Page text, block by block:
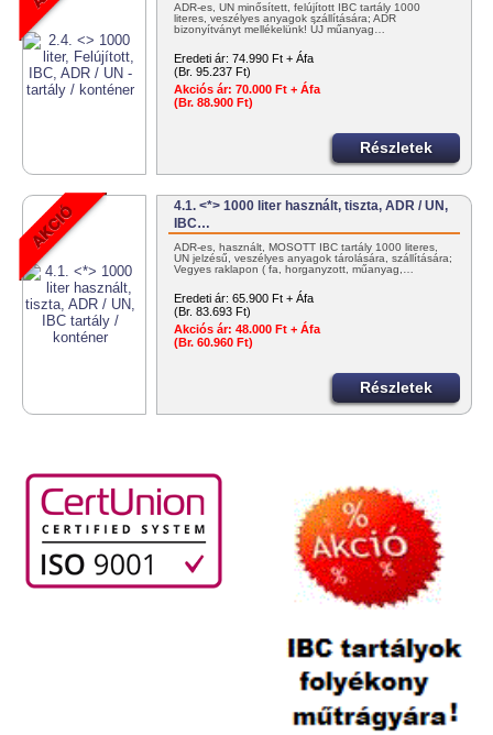
ADR-es, UN minősített, felújított IBC tartály 1000
literes, veszélyes anyagok szállítására; ADR
bizonyítványt mellékelünk! ÚJ műanyag…
Eredeti ár: 74.990 Ft + Áfa
(Br. 95.237 Ft)
Akciós ár: 70.000 Ft + Áfa
(Br. 88.900 Ft)
Részletek
4.1. <*> 1000 liter használt, tiszta, ADR / UN,
IBC…
ADR-es, használt, MOSOTT IBC tartály 1000 literes,
UN jelzésű, veszélyes anyagok tárolására, szállítására;
Vegyes raklapon ( fa, horganyzott, műanyag,…
Eredeti ár: 65.900 Ft + Áfa
(Br. 83.693 Ft)
Akciós ár: 48.000 Ft + Áfa
(Br. 60.960 Ft)
Részletek